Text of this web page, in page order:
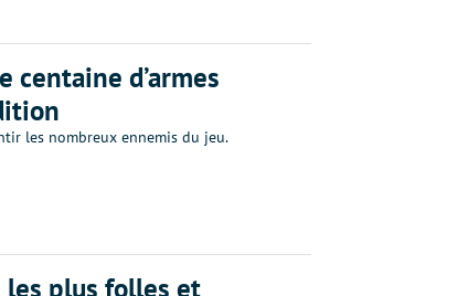
centaine d’armes
les nombreux ennemis du jeu.
les plus folles et